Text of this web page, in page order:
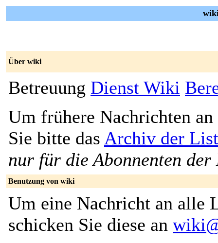
Über wiki
Betreuung Dienst Wiki
Um frühere Nachrichten an
Sie bitte das Archiv der
nur für die Abonnenten
Benutzung von wiki
Um eine Nachricht an alle
schicken Sie diese an